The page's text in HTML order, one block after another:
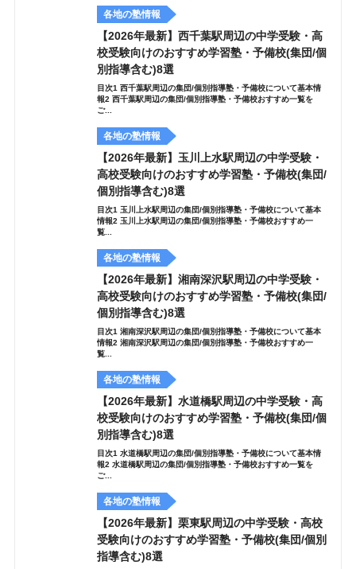
各地の塾情報
【2026年最新】西千葉駅周辺の中学受験・高
校受験向けのおすすめ学習塾・予備校(集団/個
別指導含む)8選
目次1 西千葉駅周辺の集団/個別指導塾・予備校について基本情
報2 西千葉駅周辺の集団/個別指導塾・予備校おすすめ一覧を
ご...
各地の塾情報
【2026年最新】玉川上水駅周辺の中学受験・
高校受験向けのおすすめ学習塾・予備校(集団/
個別指導含む)8選
目次1 玉川上水駅周辺の集団/個別指導塾・予備校について基本
情報2 玉川上水駅周辺の集団/個別指導塾・予備校おすすめ一
覧...
各地の塾情報
【2026年最新】湘南深沢駅周辺の中学受験・
高校受験向けのおすすめ学習塾・予備校(集団/
個別指導含む)8選
目次1 湘南深沢駅周辺の集団/個別指導塾・予備校について基本
情報2 湘南深沢駅周辺の集団/個別指導塾・予備校おすすめ一
覧...
各地の塾情報
【2026年最新】水道橋駅周辺の中学受験・高
校受験向けのおすすめ学習塾・予備校(集団/個
別指導含む)8選
目次1 水道橋駅周辺の集団/個別指導塾・予備校について基本情
報2 水道橋駅周辺の集団/個別指導塾・予備校おすすめ一覧を
ご...
各地の塾情報
【2026年最新】栗東駅周辺の中学受験・高校
受験向けのおすすめ学習塾・予備校(集団/個別
指導含む)8選